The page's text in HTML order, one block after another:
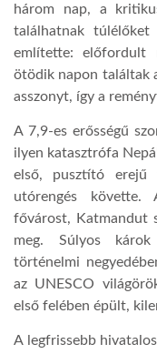
három nap, a
találhatnak
említette: előfordult
ötödik napon találtak
asszonyt, így a
A 7,9-es erősségű
ilyen katasztrófa
első, pusztító erejű
utórengés követte.
fővárost, Katmandut
meg. Súlyos
történelmi
az UNESCO
első felében épült,
A legfrissebb